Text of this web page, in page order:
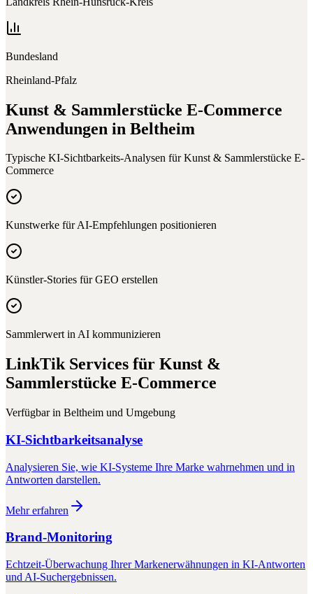
Bundesland
Rheinland-Pfalz
Kunst & Sammlerstücke E-Commerce
Anwendungen in Beltheim
Typische KI-Sichtbarkeits-Analysen fürKunst & Sammlerstücke E-
Commerce
Kunstwerke für AI-Empfehlungen positionieren
Künstler-Stories für GEO erstellen
Sammlerwert in AI kommunizieren
LinkTik Services für Kunst &
Sammlerstücke E-Commerce
Verfügbar in Beltheim und Umgebung
KI-Sichtbarkeitsanalyse
Analysieren Sie, wie KI-Systeme Ihre Marke wahrnehmen und in
Antworten darstellen.
Mehr erfahren
Brand-Monitoring
Echtzeit-Überwachung Ihrer Markenerwähnungen in KI-Antworten
und AI-Suchergebnissen.